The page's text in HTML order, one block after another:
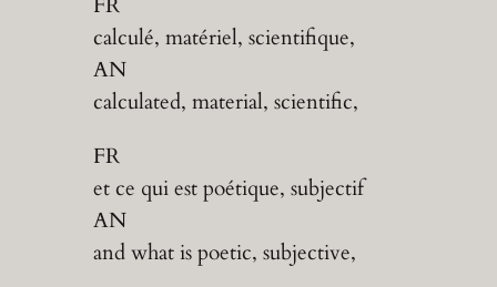
FR
calculé, matériel, scientifique,
AN
calculated, material, scientific,
FR
et ce qui est poétique, subjectif
AN
and what is poetic, subjective,